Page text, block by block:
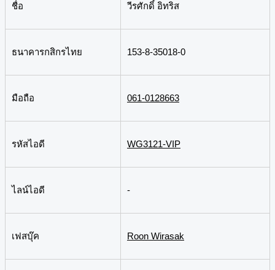
ชื่อ วีรศักดิ์ อิทริส
ธนาคารกสิกรไทย 153-8-35018-0
มือถือ 061-0128663
รหัสไอดี WG3121-VIP
ไลน์ไอดี -
เฟสบุ๊ค Roon Wirasak